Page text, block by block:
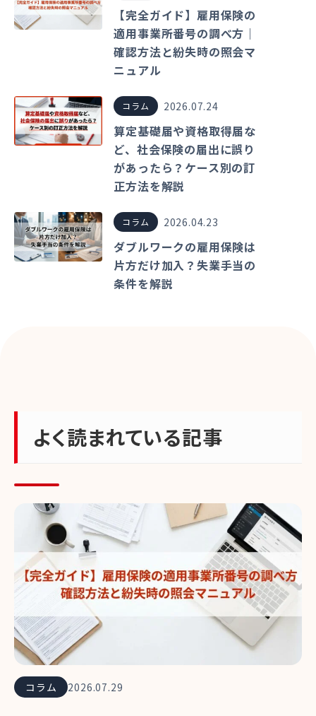
【完全ガイド】雇用保険の
適用事業所番号の調べ方｜
確認方法と紛失時の照会マ
ニュアル
コラム 2026.07.24
算定基礎届や資格取得届な
ど、社会保険の届出に誤り
があったら？ケース別の訂
正方法を解説
コラム 2026.04.23
ダブルワークの雇用保険は
片方だけ加入？失業手当の
条件を解説
よく読まれている記事
コラム 2026.07.29